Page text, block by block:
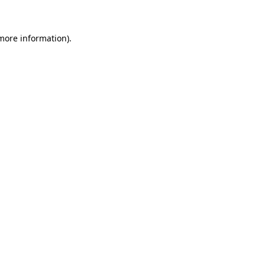
information).